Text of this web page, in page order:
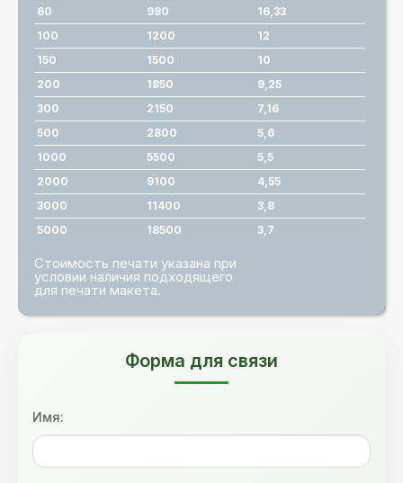
60
980
16,33
100
1200
12
150
1500
10
200
1850
9,25
300
2150
7,16
500
2800
5,6
1000
5500
5,5
2000
9100
4,55
3000
11400
3,8
5000
18500 3,7
Стоимость печати указана при
условии наличия подходящего
для печати макета.
Форма для связи
Имя: